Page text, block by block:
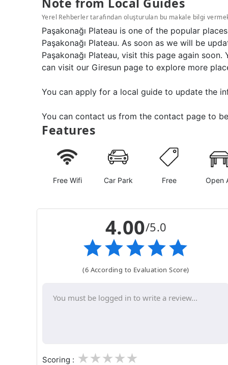
Yerel Rehberler tarafından oluşturulan bu makale bilgi
Paşakonağı Plateau is one of the popular
Paşakonağı Plateau. As soon as we will be
Paşakonağı Plateau, visit this page again
can visit our Giresun page to explore more
You can apply for a local guide to update the
You can contact us from the contact page to
Features
Free Wifi Car Park Free Open
4.00/5.0
(6 According to Evaluation Score)
Scoring : 3
2
1